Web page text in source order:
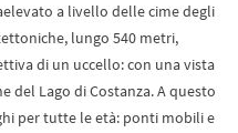
a livello delle cime degli
lungo 540 metri,
di un uccello: con una vista
del Lago di Costanza. A questo
per tutte le età: ponti mobili e